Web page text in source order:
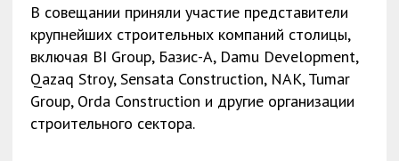
В совещании приняли участие представители
крупнейших строительных компаний столицы,
включая BI Group, Базис-А, Damu Development,
Qazaq Stroy, Sensata Construction, NAK, Tumar
Group, Orda Construction и другие организации
строительного сектора.